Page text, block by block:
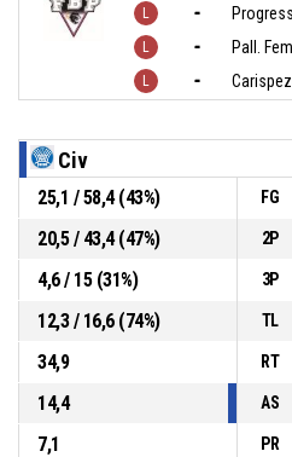
-
- Pall.
-
Civ
25,1 / 58,4 (43%) FG
20,5 / 43,4 (47%)
2P
4,6 / 15 (31%)
3P
12,3 / 16,6 (74%)
TL
34,9
RT
14,4
AS
7,1
PR